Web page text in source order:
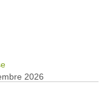
2026